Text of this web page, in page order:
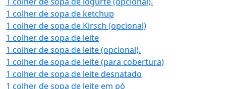
1 colher de sopa de ketchup
1 colher de sopa de Kirsch (opcional)
1 colher de sopa de leite
1 colher de sopa de leite (opcional).
1 colher de sopa de leite (para cobertura)
1 colher de sopa de leite desnatado
1 colher de sopa de leite em pó